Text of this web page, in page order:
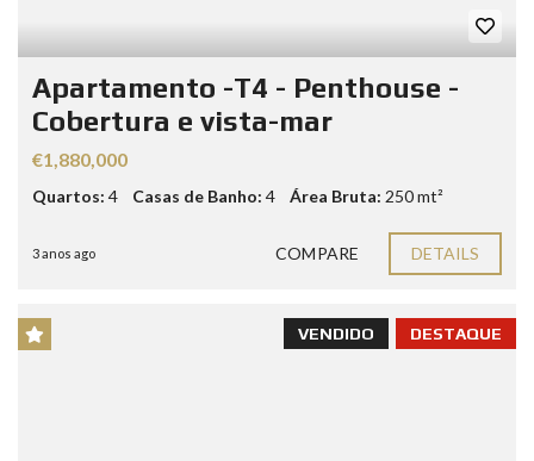
Apartamento -T4 - Penthouse -
Cobertura e vista-mar
€1,880,000
Quartos: 4 Casas de Banho: 4 Área Bruta: 250 mt²
3 anos ago COMPARE DETAILS
DESTAQUE
VENDIDO